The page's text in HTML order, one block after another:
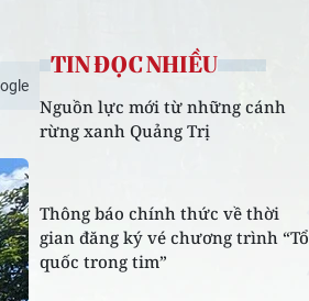
TIN ĐỌC NHIỀU
Nguồn lực mới từ những cánh
rừng xanh Quảng Trị
Thông báo chính thức về thời
gian đăng ký vé chương trình “Tổ
quốc trong tim”